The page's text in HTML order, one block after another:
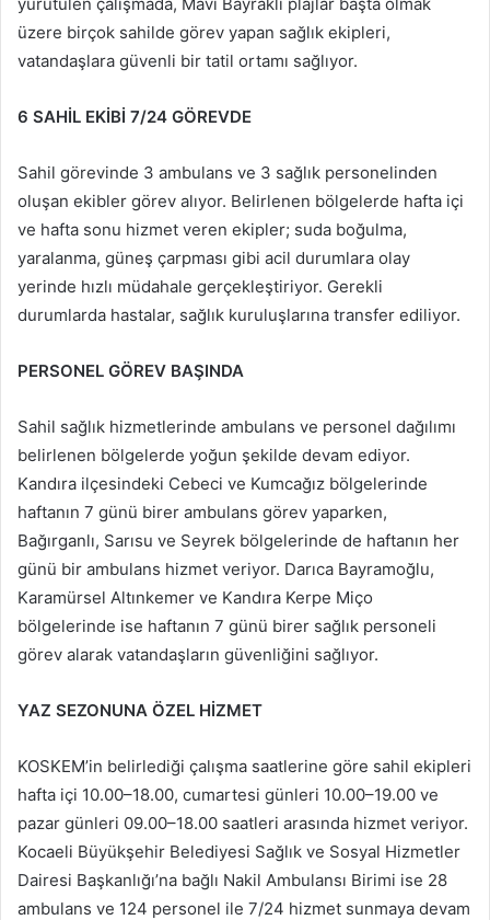
üzere birçok sahilde görev yapan sağlık ekipleri,
vatandaşlara güvenli bir tatil ortamı sağlıyor.
6 SAHİL EKİBİ 7/24 GÖREVDE
Sahil görevinde 3 ambulans ve 3 sağlık personelinden
oluşan ekibler görev alıyor. Belirlenen bölgelerde hafta içi
ve hafta sonu hizmet veren ekipler; suda boğulma,
yaralanma, güneş çarpması gibi acil durumlara olay
yerinde hızlı müdahale gerçekleştiriyor. Gerekli
durumlarda hastalar, sağlık kuruluşlarına transfer ediliyor.
PERSONEL GÖREV BAŞINDA
Sahil sağlık hizmetlerinde ambulans ve personel dağılımı
belirlenen bölgelerde yoğun şekilde devam ediyor.
Kandıra ilçesindeki Cebeci ve Kumcağız bölgelerinde
haftanın 7 günü birer ambulans görev yaparken,
Bağırganlı, Sarısu ve Seyrek bölgelerinde de haftanın her
günü bir ambulans hizmet veriyor. Darıca Bayramoğlu,
Karamürsel Altınkemer ve Kandıra Kerpe Miço
bölgelerinde ise haftanın 7 günü birer sağlık personeli
görev alarak vatandaşların güvenliğini sağlıyor.
YAZ SEZONUNA ÖZEL HİZMET
KOSKEM’in belirlediği çalışma saatlerine göre sahil ekipleri
hafta içi 10.00–18.00, cumartesi günleri 10.00–19.00 ve
pazar günleri 09.00–18.00 saatleri arasında hizmet veriyor.
Kocaeli Büyükşehir Belediyesi Sağlık ve Sosyal Hizmetler
Dairesi Başkanlığı’na bağlı Nakil Ambulansı Birimi ise 28
ambulans ve 124 personel ile 7/24 hizmet sunmaya devam